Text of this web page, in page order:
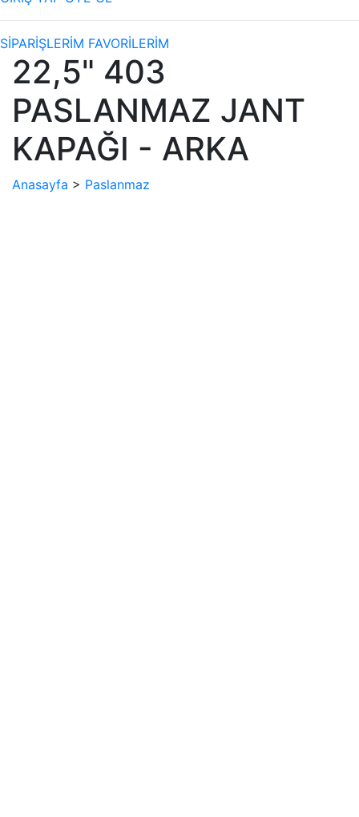
SİPARİŞLERİM FAVORİLERİM
22,5" 403
PASLANMAZ JANT
KAPAĞI - ARKA
Anasayfa > Paslanmaz